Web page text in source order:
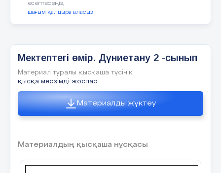
Сабақтың
соңы
Тілдік
Пəнге қатысты сөздік қор мен
Өсімдіктер дүниесі, орман, тоғай,тепе-
Диалог құруға / шығарма жазуға
Орынсыз пайдалану, мақсатсыз кесу,
Қызыл кітап.
Талқылауға арналған сұрақтар:
-Өсімдіктерден не алынады?
есептесеңіз,
шағым қалдыра аласыз
Мектептегі өмір. Дүниетану 2 -сынып
Материал туралы қысқаша түсінік
қысқа мерзімді жоспар
Материалды жүктеу
Материалдың қысқаша нұсқасы